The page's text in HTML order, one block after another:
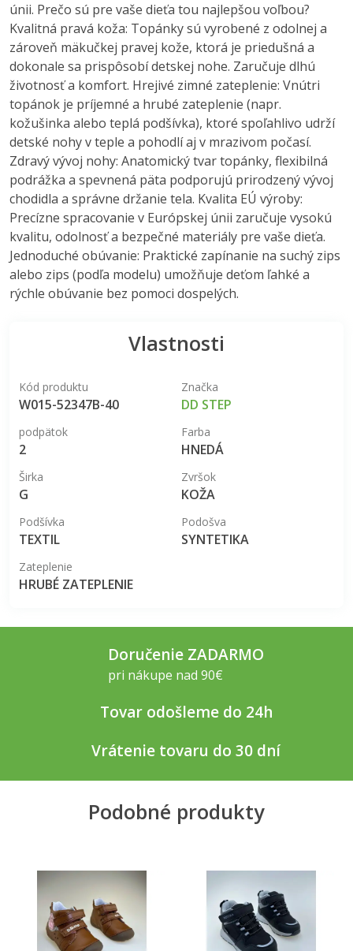
únii. Prečo sú pre vaše dieťa tou najlepšou voľbou?
Kvalitná pravá koža: Topánky sú vyrobené z odolnej a
zároveň mäkučkej pravej kože, ktorá je priedušná a
dokonale sa prispôsobí detskej nohe. Zaručuje dlhú
životnosť a komfort. Hrejivé zimné zateplenie: Vnútri
topánok je príjemné a hrubé zateplenie (napr.
kožušinka alebo teplá podšívka), ktoré spoľahlivo udrží
detské nohy v teple a pohodlí aj v mrazivom počasí.
Zdravý vývoj nohy: Anatomický tvar topánky, flexibilná
podrážka a spevnená päta podporujú prirodzený vývoj
chodidla a správne držanie tela. Kvalita EÚ výroby:
Precízne spracovanie v Európskej únii zaručuje vysokú
kvalitu, odolnosť a bezpečné materiály pre vaše dieťa.
Jednoduché obúvanie: Praktické zapínanie na suchý zips
alebo zips (podľa modelu) umožňuje deťom ľahké a
rýchle obúvanie bez pomoci dospelých.
Vlastnosti
Kód produktu
W015-52347B-40
Značka
DD STEP
podpätok
2
Farba
HNEDÁ
Širka
G
Zvršok
KOŽA
Podšívka
TEXTIL
Podošva
SYNTETIKA
Zateplenie
HRUBÉ ZATEPLENIE
Doručenie ZADARMO
pri nákupe nad 90€
Tovar odošleme do 24h
Vrátenie tovaru do 30 dní
Podobné produkty